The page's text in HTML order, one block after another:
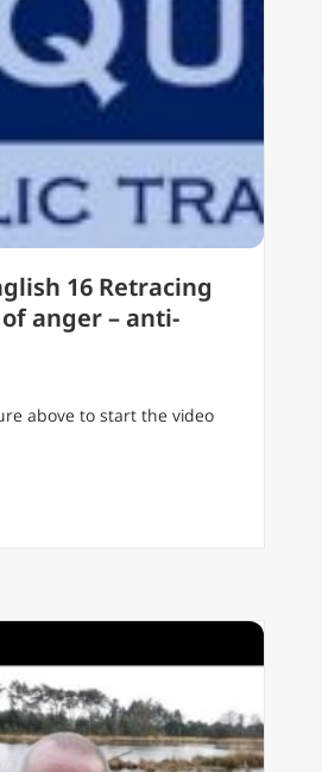
16 Retracing
anger – anti-
above to start the video
FilioQue English 16 Retracing the